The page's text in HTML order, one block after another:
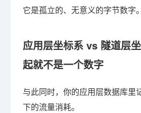
它是孤立的、无意义的字节数字。
应用层坐标系 vs 隧道层
起就不是一个数字
与此同时，你的应用层数据库里
下的流量消耗。